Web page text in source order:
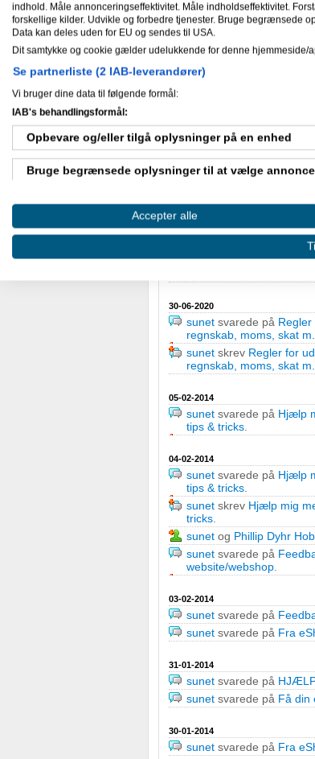
Gæstebog
Ingen har endnu skrevet i
Mine aktiviteter
Bogføring, regnskab,
sunetsvarede på
Bogføring, regnskab,
sunetskrev
30-06-2020
sunet svarede på
regnskab, moms, skat
sunet skrev Regler for
regnskab, moms, skat
05-02-2014
sunet svarede på Hjælp
tips & tricks
04-02-2014
sunet svarede på Hjælp
tips & tricks
sunet skrev Hjælp mig
tricks
sunet og Phillip Dyhr
sunet svarede på
website/webshop
03-02-2014
sunet svarede på
sunet svarede på Fra
31-01-2014
sunet svarede på
sunet svarede på Få din
30-01-2014
sunet svarede på Fra
indhold. Måle annonceringseffektivitet. Måle indholdseffektivitet.
forskellige kilder. Udvikle og forbedre tjenester. Bruge begrænsede
Data kan deles uden for EU og sendes til USA.
Dit samtykke og cookie gælder udelukkende for denne hjemmeside/
Se partnerliste (2 IAB-leverandører)
Vi bruger dine data til følgende formål:
IAB's behandlingsformål:
Opbevare og/eller tilgå oplysninger på en enhed
Bruge begrænsede oplysninger til at vælge
Oprette profiler til tilpasset annoncering
Bruge profiler til at vælge tilpasset annoncering
Bruge profiler til at vælge tilpasset indhold
Måle annonceringseffektivitet
Forstå målgrupper gennem statistikker eller
Bruge begrænsede oplysninger til at vælge indhold
Bruge præcise geografiske placeringsoplysninger
Identificere enheder baseret på aktivt anmodede
Accepter alle